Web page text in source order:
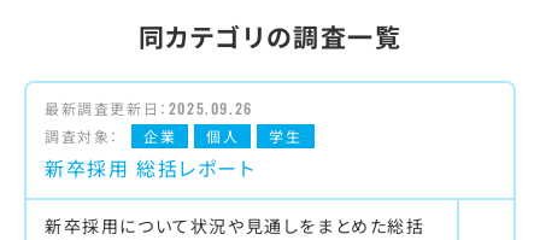
同カテゴリの調査一覧
最新調査更新日： 2025.09.26
調査対象：
企業 個人 学生
新卒採用 総括レポート
新卒採用について状況や見通しをまとめた総括